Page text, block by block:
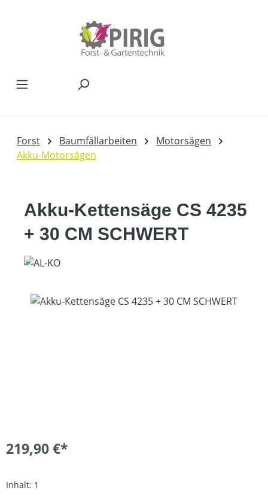
Forst Baumfällarbeiten
Motorsägen
Akku-Motorsägen
Akku-Kettensäge CS 4235
+ 30 CM SCHWERT
Bildergalerie überspringen
219,90 €*
Inhalt: 1